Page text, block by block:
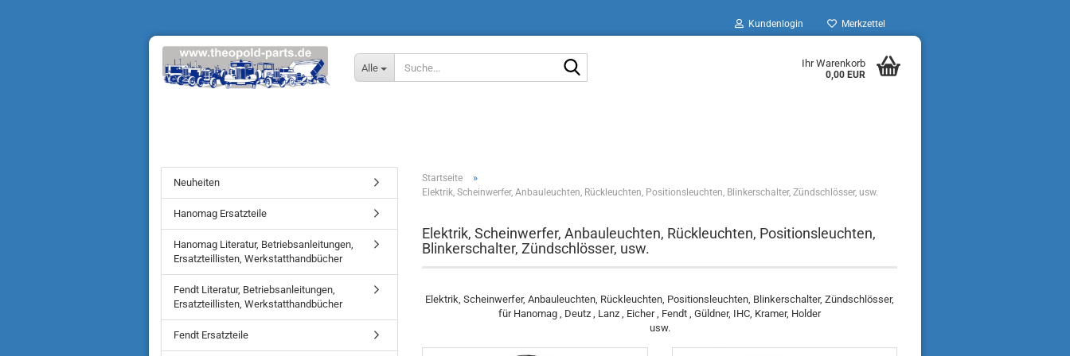
Kundenlogin Merkzettel
Alle Ihr Warenkorb
0,00 EUR
Startseite »
Elektrik, Scheinwerfer, Anbauleuchten, Rückleuchten, Positionsleuchten, Blinkerschalter, Zündschlösser, usw.
Elektrik, Scheinwerfer, Anbauleuchten, Rückleuchten, Positionsleuchten,
Blinkerschalter, Zündschlösser, usw.
Elektrik, Scheinwerfer, Anbauleuchten, Rückleuchten, Positionsleuchten, Blinkerschalter, Zündschlösser,
für Hanomag , Deutz , Lanz , Eicher , Fendt , Güldner, IHC, Kramer, Holder
usw.
Neuheiten
Hanomag Ersatzteile
Hanomag Literatur, Betriebsanleitungen,
Ersatzteillisten, Werkstatthandbücher
Fendt Literatur, Betriebsanleitungen,
Ersatzteillisten, Werkstatthandbücher
Fendt Ersatzteile